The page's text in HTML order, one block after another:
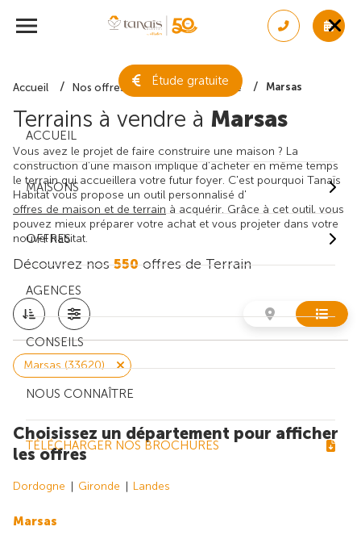
Étude gratuite
ACCUEIL
MAISONS
OFFRES
AGENCES
CONSEILS
NOUS CONNAÎTRE
TÉLÉCHARGER NOS BROCHURES
Accueil Nos offres de terrain Gironde Marsas
Terrains à vendre à Marsas
Vous avez le projet de faire construire une maison ? La
construction d'une maison implique d'acheter en même temps
le terrain qui accueillera votre futur foyer. C'est pourquoi Tanaïs
Habitat vous propose un outil personnalisé d'
offres de maison et de terrain à acquérir. Grâce à cet outil, vous
pouvez mieux préparer votre achat et vous projeter dans votre
nouvel habitat.
Découvrez nos550offres de Terrain
Marsas (33620)
Choisissez un département pour afficher
les offres
Dordogne Gironde Landes
Marsas